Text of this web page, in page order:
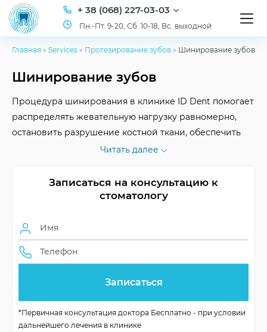
+ 38 (068) 227-03-03
Пн.-Пт. 9-20, Сб. 10-18, Вс. выходной
Главная » Services » Протезирование зубов » Шинирование зубов
Шинирование зубов
Процедура шинирования в клинике ID Dent помогает
распределять жевательную нагрузку равномерно,
остановить разрушение костной ткани, обеспечить
природно правильную фиксацию зубов. Ждем вас в
Срок службы шины
Восстановление
функций
полировки
раз в год
Читать далее
Записаться на консультацию к
стоматологу
*Первичная консультация доктора Бесплатно - при условии
дальнейшего лечения в клинике